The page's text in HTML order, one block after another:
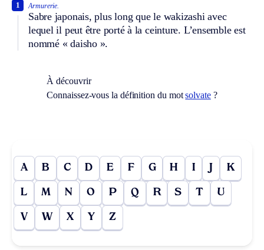
Armurerie.
Sabre japonais, plus long que le wakizashi avec
lequel il peut être porté à la ceinture. L’ensemble est
nommé « daisho ».
1
À découvrir
Connaissez-vous la définition du motsolvate?
A B C D E F G H I J K
L M N O P Q R S T U
V W X Y Z